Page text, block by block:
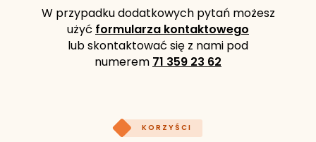
W przypadku dodatkowych pytań możesz
użyć formularza kontaktowego
lub skontaktować się z nami pod
numerem 71 359 23 62
KORZYŚCI